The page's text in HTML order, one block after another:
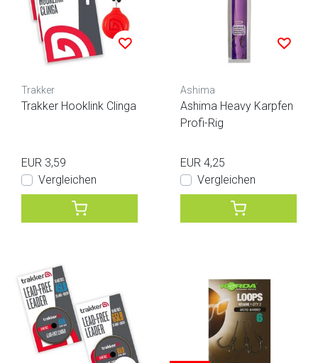
Trakker
Trakker Hooklink Clinga
EUR 3,59
Vergleichen
Ashima
Ashima Heavy Karpfen
Profi-Rig
EUR 4,25
Vergleichen